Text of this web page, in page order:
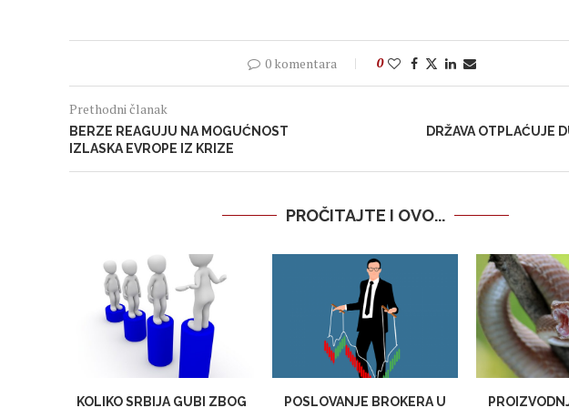
0 komentara 0
Prethodni članak
BERZE REAGUJU NA MOGUĆNOST
IZLASKA EVROPE IZ KRIZE
DRŽAVA OTPLAĆUJE
PROČITAJTE I OVO...
KOLIKO SRBIJA GUBI ZBOG POSLOVANJE BROKERA U